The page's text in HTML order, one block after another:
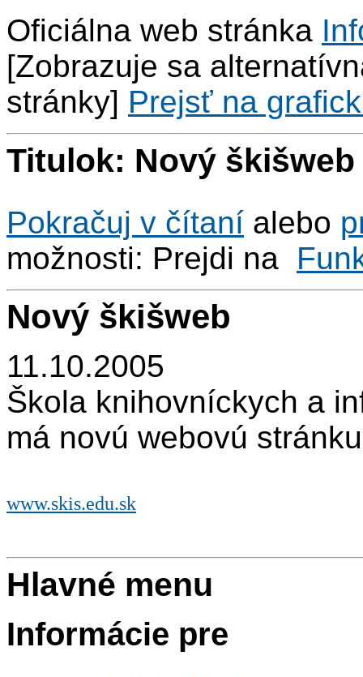
Oficiálna web stránka
[Zobrazuje sa
stránky] Prejsť na
Titulok: Nový škišweb
Pokračuj v čítaní alebo
možnosti: Prejdi na
Nový škišweb
11.10.2005
Škola knihovníckych a
má novú webovú stránku
www.skis.edu.sk
Hlavné menu
Informácie pre